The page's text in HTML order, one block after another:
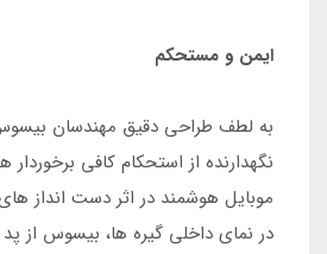
ایمن و مستحکم
به لطف طراحی دقیق مهندسان
نگهدارنده از استحکام کافی برخوردار
موبایل هوشمند در اثر دست انداز
در نمای داخلی گیره ها، بیسوس از